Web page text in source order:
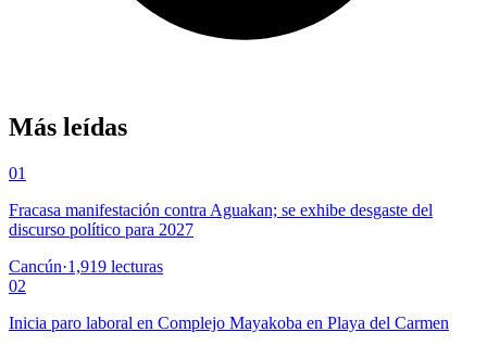
Más leídas
01
Fracasa manifestación contra Aguakan; se exhibe desgaste del
discurso político para 2027
Cancún·1,919 lecturas
02
Inicia paro laboral en Complejo Mayakoba en Playa del Carmen